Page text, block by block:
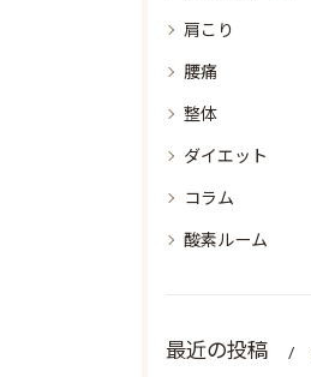
肩こり
腰痛
整体
ダイエット
コラム
酸素ルーム
最近の投稿